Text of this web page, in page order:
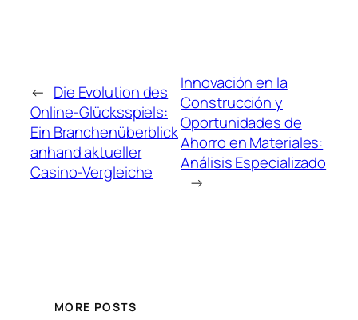
← Die Evolution des
Online-Glücksspiels:
Ein Branchenüberblick
anhand aktueller
Casino-Vergleiche
Innovación en la
Construcción y
Oportunidades de
Ahorro en Materiales:
Análisis Especializado
→
MORE POSTS